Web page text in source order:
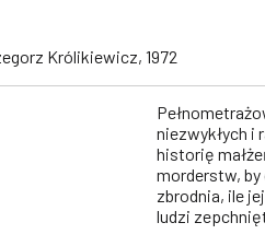
Królikiewicz, 1972
niezwykłych i
historię
morderstw,
zbrodnia, ile
ludzi